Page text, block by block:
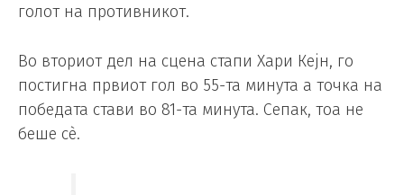
голот на противникот.
Во вториот дел на сцена стапи Хари Кејн, го
постигна првиот гол во 55-та минута а точка на
победата стави во 81-та минута. Сепак, тоа не
беше сè.